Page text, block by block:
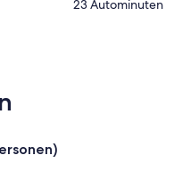
‪23 Autominuten‬